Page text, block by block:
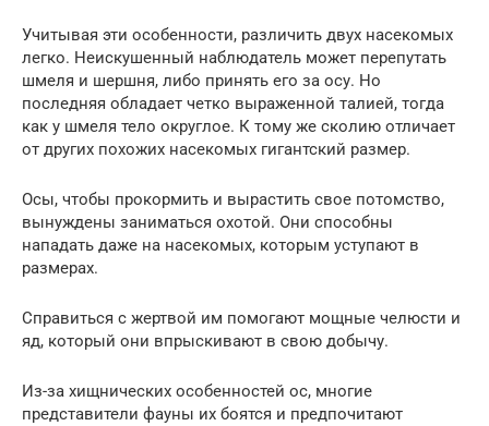
Учитывая эти особенности, различить двух насекомых
легко. Неискушенный наблюдатель может перепутать
шмеля и шершня, либо принять его за осу. Но
последняя обладает четко выраженной талией, тогда
как у шмеля тело округлое. К тому же сколию отличает
от других похожих насекомых гигантский размер.
Осы, чтобы прокормить и вырастить свое потомство,
вынуждены заниматься охотой. Они способны
нападать даже на насекомых, которым уступают в
размерах.
Справиться с жертвой им помогают мощные челюсти и
яд, который они впрыскивают в свою добычу.
Из-за хищнических особенностей ос, многие
представители фауны их боятся и предпочитают